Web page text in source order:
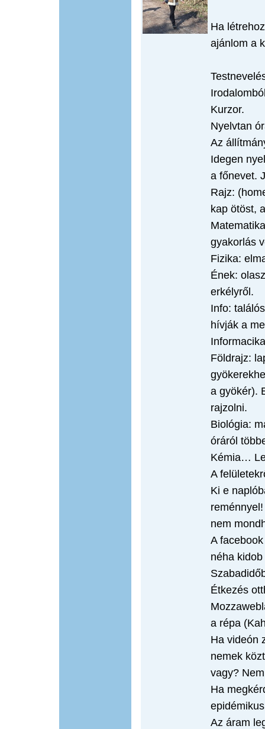
Ha
ajánlom a
Kurzor.
Nyelvtan
Az
Idegen
a főnevet.
Rajz:
kap ötöst,
gyakorlás
Fizika:
Ének:
erkélyről.
Info:
hívják a
Földrajz:
a gyökér).
rajzolni.
Biológia:
óráról
Kémia…
A
Ki e
nem
A
néha
Étkezés
a répa
Ha videón
nemek
vagy?
Ha
Az áram